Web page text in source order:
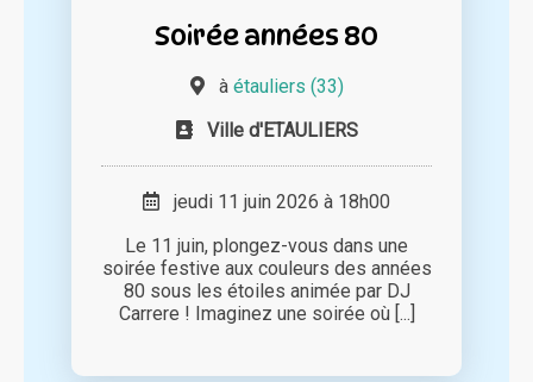
Soirée années 80
à étauliers (33)
Ville d'ETAULIERS
jeudi 11 juin 2026 à 18h00
Le 11 juin, plongez-vous dans une
soirée festive aux couleurs des années
80 sous les étoiles animée par DJ
Carrere ! Imaginez une soirée où [...]